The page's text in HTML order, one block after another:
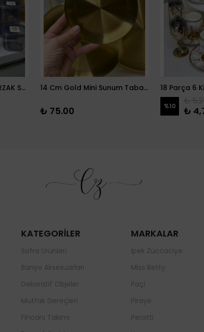
12 PARÇA BAKLİYAT / ERZAK SETİ 14 Cm Gold Mini Sunum Tabağı
₺ 75.00 %10 ₺
KATEGORİLER
Sofra Ürünleri
Banyo Aksesuarları
Dekoratif Objeler
Mutfak Gereçleri
Fincanı Takımı
MARKALAR
İpek Züccaciye
Miss Betty
Paçi
Piraye
Perotti